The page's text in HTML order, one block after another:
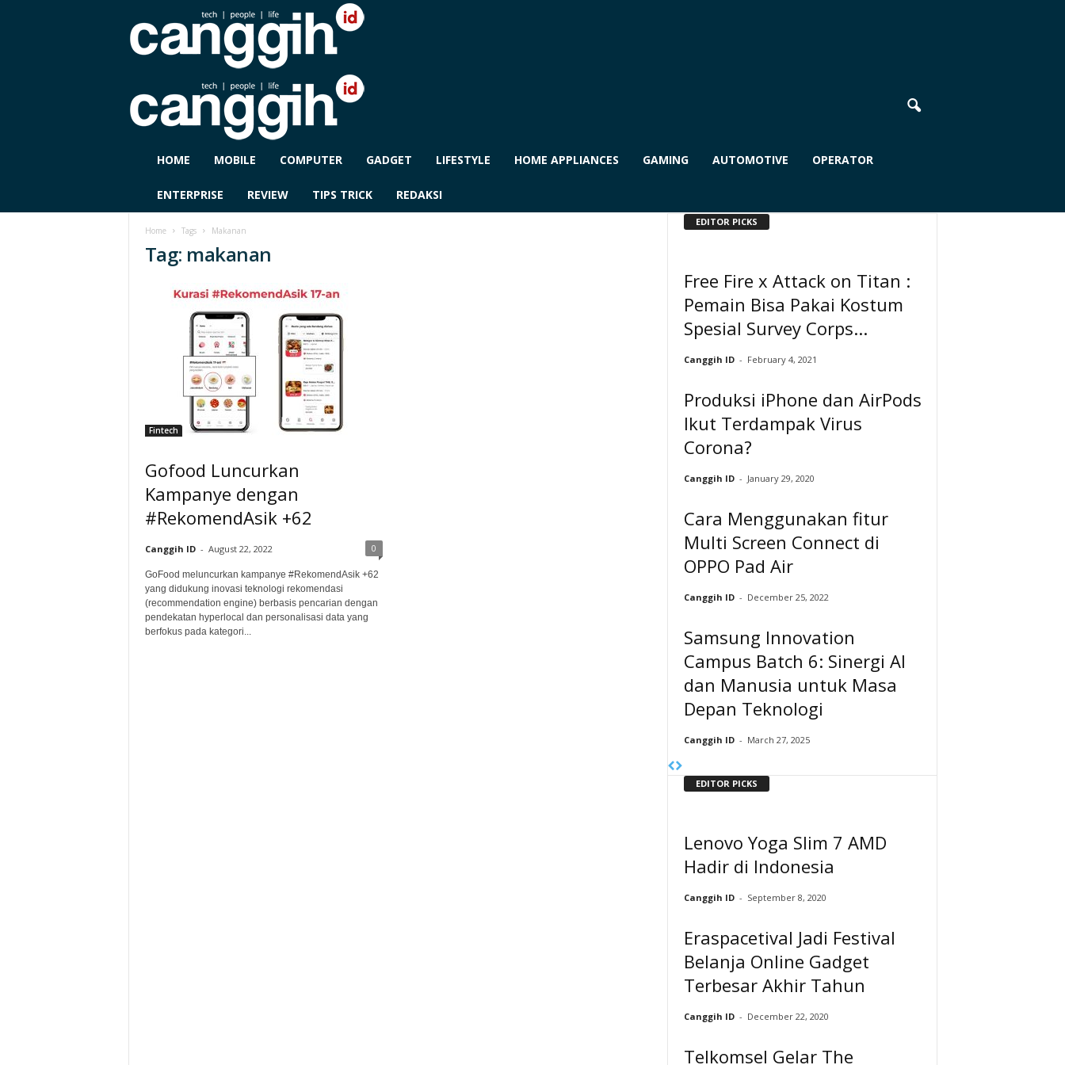
G
HOME MOBILE COMPUTER GADGET LIFESTYLE HOME APPLIANCES GAMING AUTOMOTIVE OPERATOR
ENTERPRISE REVIEW TIPS TRICK REDAKSI
Home Tags Makanan
Tag: makanan
Fintech
Gofood Luncurkan
Kampanye dengan
#RekomendAsik +62
Canggih ID - August 22, 2022 0
GoFood meluncurkan kampanye #RekomendAsik +62
yang didukung inovasi teknologi rekomendasi
(recommendation engine) berbasis pencarian dengan
pendekatan hyperlocal dan personalisasi data yang
berfokus pada kategori...
EDITOR PICKS
Free Fire x Attack on Titan :
Pemain Bisa Pakai Kostum
Spesial Survey Corps...
Canggih ID - February 4, 2021
Produksi iPhone dan AirPods
Ikut Terdampak Virus
Corona?
Canggih ID - January 29, 2020
Cara Menggunakan fitur
Multi Screen Connect di
OPPO Pad Air
Canggih ID - December 25, 2022
Samsung Innovation
Campus Batch 6: Sinergi AI
dan Manusia untuk Masa
Depan Teknologi
Canggih ID - March 27, 2025
EDITOR PICKS
Lenovo Yoga Slim 7 AMD
Hadir di Indonesia
Canggih ID - September 8, 2020
Eraspacetival Jadi Festival
Belanja Online Gadget
Terbesar Akhir Tahun
Canggih ID - December 22, 2020
Telkomsel Gelar The